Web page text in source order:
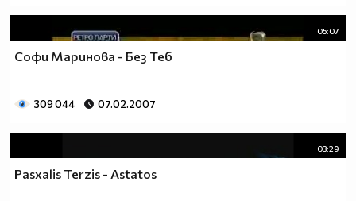
05:07
Софи Маринова - Без Теб
309 044 07.02.2007
03:29
Pasxalis Terzis - Astatos